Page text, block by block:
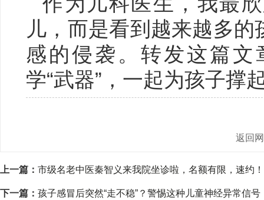
儿，而是看到越来越多
感的侵袭。转发这篇
学“武器”，一起为孩子撑
返回
上一篇： 市级名老中医秦智义来我院坐诊啦，名额有限，速约！
下一篇： 孩子感冒后突然“走不稳”？警惕这种儿童神经异常信号